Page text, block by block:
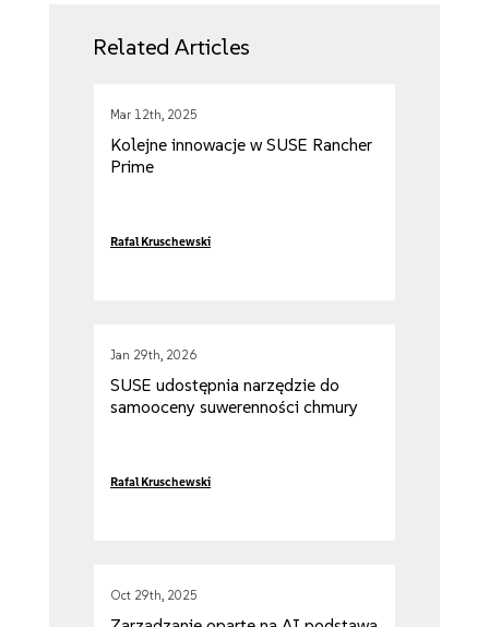
Related Articles
Mar 12th, 2025
Kolejne innowacje w SUSE Rancher
Prime
Rafal Kruschewski
Jan 29th, 2026
SUSE udostępnia narzędzie do
samooceny suwerenności chmury
Rafal Kruschewski
Oct 29th, 2025